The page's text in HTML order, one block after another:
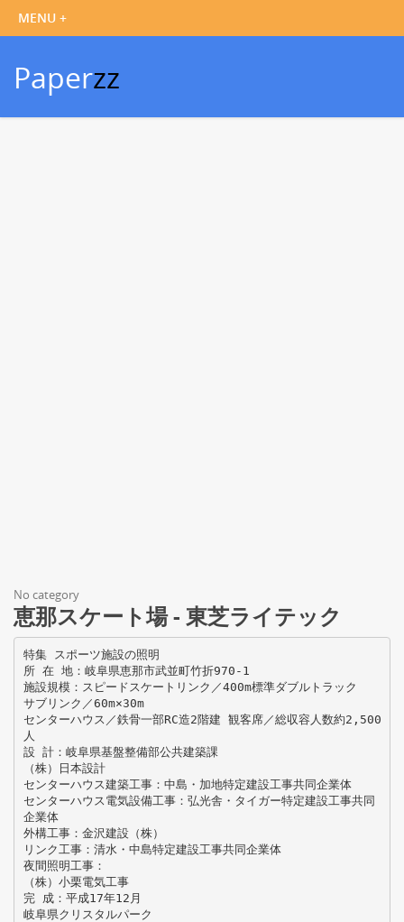
Paperzz
No category
恵那スケート場 - 東芝ライテック
特集 スポーツ施設の照明
所 在 地：岐阜県恵那市武並町竹折970-1
施設規模：スピードスケートリンク／400m標準ダブルトラック
サブリンク／60m×30m
センターハウス／鉄骨一部RC造2階建 観客席／総収容人数約2,500
人
設 計：岐阜県基盤整備部公共建築課
（株）日本設計
センターハウス建築工事：中島・加地特定建設工事共同企業体
センターハウス電気設備工事：弘光舎・タイガー特定建設工事共同
企業体
外構工事：金沢建設（株）
リンク工事：清水・中島特定建設工事共同企業体
夜間照明工事：
（株）小栗電気工事
完 成：平成17年12月
岐阜県クリスタルパーク